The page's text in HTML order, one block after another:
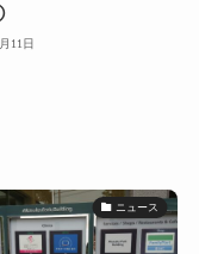
11日
ニュース